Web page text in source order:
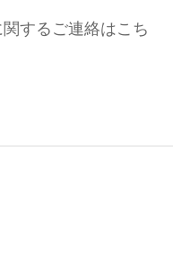
するご連絡はこち